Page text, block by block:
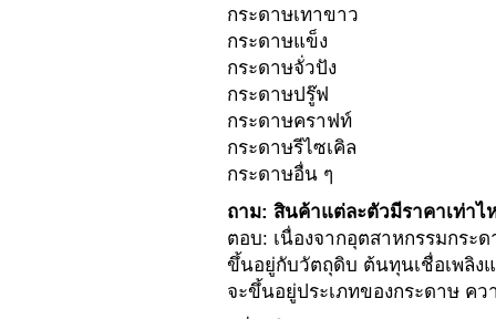
กระดาษเทาขาว
กระดาษแข็ง
กระดาษจั่วปัง
กระดาษปรู๊ฟ
กระดาษคราฟท์
กระดาษรีไซเคิล
กระดาษอื่น ๆ
ถาม: สินค้าแต่ละตัวมีราคาเท่าไ
ตอบ: เนื่องจากอุตสาหกรรมกระ
ขึ้นอยู่กับวัตถุดิบ ต้นทุนเชื่อเพลิง
จะขึ้นอยู่ประเภทของกระดาษ ค